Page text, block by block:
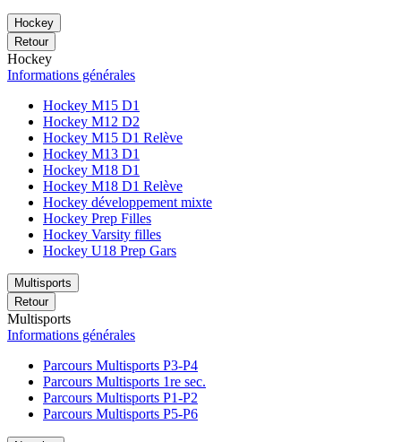
Hockey
Retour
Hockey
Informations générales
Hockey M15 D1
Hockey M12 D2
Hockey M15 D1 Relève
Hockey M13 D1
Hockey M18 D1
Hockey M18 D1 Relève
Hockey développement mixte
Hockey Prep Filles
Hockey Varsity filles
Hockey U18 Prep Gars
Multisports
Retour
Multisports
Informations générales
Parcours Multisports P3-P4
Parcours Multisports 1re sec.
Parcours Multisports P1-P2
Parcours Multisports P5-P6